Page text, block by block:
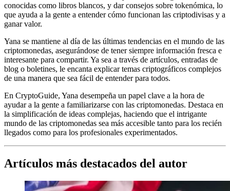
conocidas como libros blancos, y dar consejos sobre tokenómica, lo
que ayuda a la gente a entender cómo funcionan las criptodivisas y a
ganar valor.
Yana se mantiene al día de las últimas tendencias en el mundo de las
criptomonedas, asegurándose de tener siempre información fresca e
interesante para compartir. Ya sea a través de artículos, entradas de
blog o boletines, le encanta explicar temas criptográficos complejos
de una manera que sea fácil de entender para todos.
En CryptoGuide, Yana desempeña un papel clave a la hora de
ayudar a la gente a familiarizarse con las criptomonedas. Destaca en
la simplificación de ideas complejas, haciendo que el intrigante
mundo de las criptomonedas sea más accesible tanto para los recién
llegados como para los profesionales experimentados.
Artículos más destacados del autor